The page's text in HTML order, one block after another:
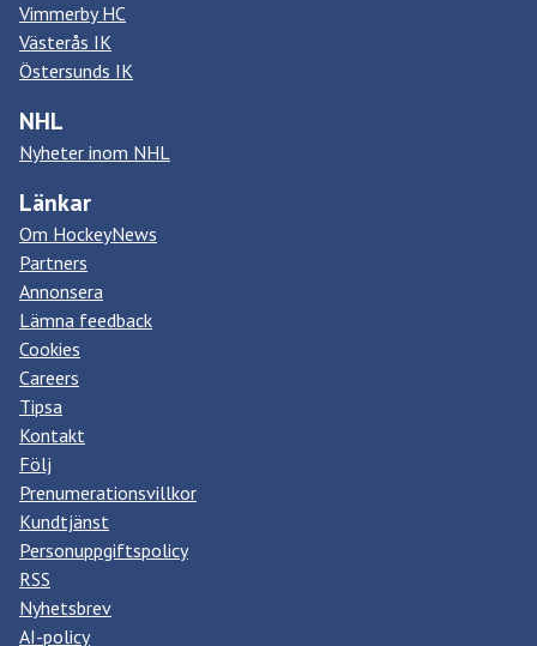
Vimmerby HC
Västerås IK
Östersunds IK
NHL
Nyheter inom NHL
Länkar
Om HockeyNews
Partners
Annonsera
Lämna feedback
Cookies
Careers
Tipsa
Kontakt
Följ
Prenumerationsvillkor
Kundtjänst
Personuppgiftspolicy
RSS
Nyhetsbrev
AI-policy